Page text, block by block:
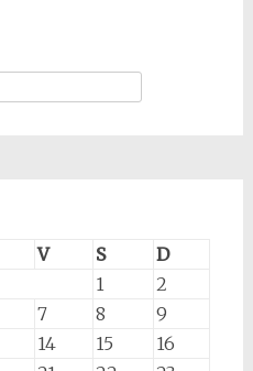
V S
D
1
2
7 8
9
14 15
16